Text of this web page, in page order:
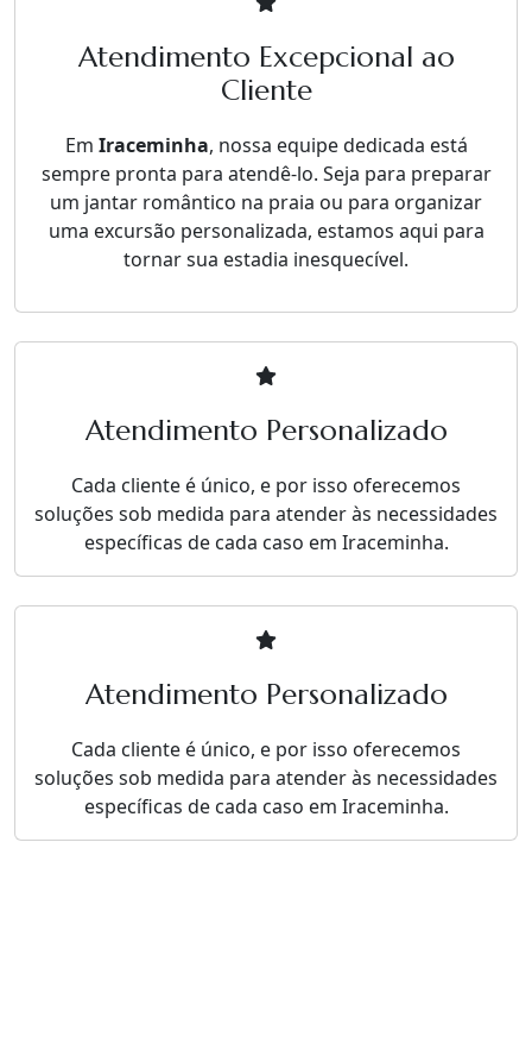
Atendimento Excepcional ao
Cliente
Em Iraceminha, nossa equipe dedicada está
sempre pronta para atendê-lo. Seja para preparar
um jantar romântico na praia ou para organizar
uma excursão personalizada, estamos aqui para
tornar sua estadia inesquecível.
Atendimento Personalizado
Cada cliente é único, e por isso oferecemos
soluções sob medida para atender às necessidades
específicas de cada caso em Iraceminha.
Atendimento Personalizado
Cada cliente é único, e por isso oferecemos
soluções sob medida para atender às necessidades
específicas de cada caso em Iraceminha.